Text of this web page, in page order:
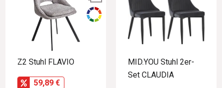
Z2 Stuhl FLAVIO
59,89 €
MID.YOU Stuhl 2er-
Set CLAUDIA